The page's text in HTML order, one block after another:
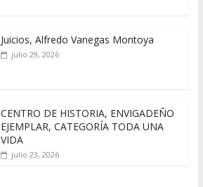
Juicios, Alfredo Vanegas Montoya
julio 29, 2026
CENTRO DE HISTORIA, ENVIGADEÑO
EJEMPLAR, CATEGORÍA TODA UNA
VIDA
julio 23, 2026